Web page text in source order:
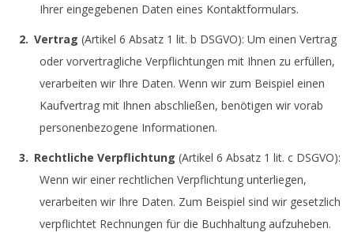
Ihrer eingegebenen Daten eines Kontaktformulars.
Vertrag (Artikel 6 Absatz 1 lit. b DSGVO): Um einen Vertrag
oder vorvertragliche Verpflichtungen mit Ihnen zu erfüllen,
verarbeiten wir Ihre Daten. Wenn wir zum Beispiel einen
Kaufvertrag mit Ihnen abschließen, benötigen wir vorab
personenbezogene Informationen.
Rechtliche Verpflichtung (Artikel 6 Absatz 1 lit. c DSGVO):
Wenn wir einer rechtlichen Verpflichtung unterliegen,
verarbeiten wir Ihre Daten. Zum Beispiel sind wir gesetzlich
verpflichtet Rechnungen für die Buchhaltung aufzuheben.